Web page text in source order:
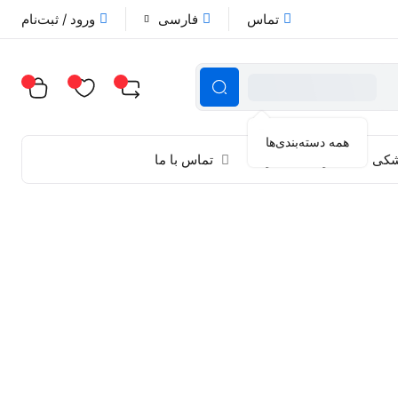
تماس فارسی ورود / ثبت‌نام
همه دسته‌بندی‌ها
تماس با ما